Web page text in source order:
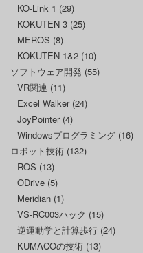
KO-Link 1 (29)
KOKUTEN 3 (25)
MEROS (8)
KOKUTEN 1&2 (10)
ソフトウェア開発 (55)
VR関連 (11)
Excel Walker(24)
JoyPointer(4)
Windowsプログラミング (16)
ロボット技術 (132)
ROS (13)
ODrive (5)
Meridian (1)
VS-RC003ハック (15)
逆運動学と計算歩行 (24)
KUMACOの技術 (13)